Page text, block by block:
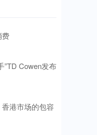
费
”TD Cowen发布
港市场的包容